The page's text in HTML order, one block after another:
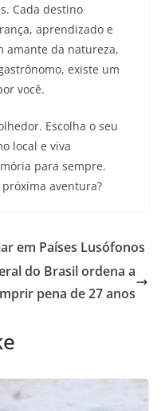
Cada destino
aprendizado e
amante da natureza,
existe um
você.
Escolha o seu
local e viva
para sempre.
aventura?
em Países Lusófonos
do Brasil ordena a
pena de 27 anos